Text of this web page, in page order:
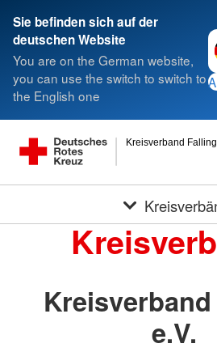
Sie befinden sich auf der
deutschen Website
You are on the German website,
you can use the switch to switch to
the English one
Kreisverband
e.V.